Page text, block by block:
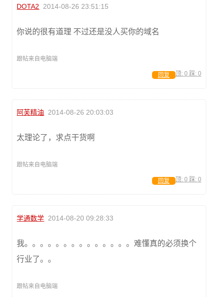
DOTA2 2014-08-26 23:51:15
你说的很有道理 不过还是没人买你的域名
跟帖来自电脑端
顶: 0 踩: 0
回复
阿芙精油 2014-08-26 20:03:03
太理论了，求点干货啊
跟帖来自电脑端
顶: 0 踩: 0
回复
学通数学 2014-08-20 09:28:33
我。。。。。。。。。。。。。。难懂真的必须换个
行业了。。
跟帖来自电脑端